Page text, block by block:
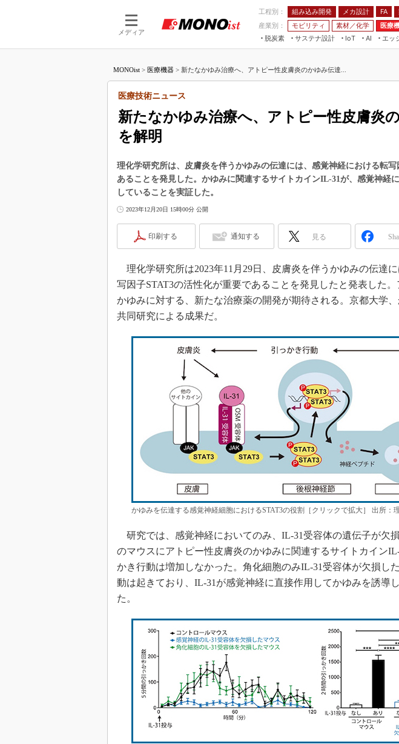
メディア
工程別： 組み込み開発 メカ設計 FA
産業別：
モビリティ 素材／化学 医療
脱炭素
サステナ設計
IoT
つながる工場
AI
AI×設備保全
エッ
JIMTOF
IIFES
TECHNO-FRONTIER
EdgeTech+
日本ものづくりワールド
AUTOMOTIVE WORLD
産業オープンネット展
VR／AR
フィールドサ
組み込み画
組み込みモ
ISO26262
3Dプリンタ
デジタルツイ
イノベーシ
知財マネジメ
グローバル設
制御セキュ
新型コロナ
モビ
MONOist > 医療機器 > 新たなかゆみ治療へ、アトピー性皮膚炎のかゆみ伝達...
新たなかゆみ治療へ、アトピー性皮膚炎
を解明
医療技術ニュース
理化学研究所は、皮膚炎を伴うかゆみの伝達には、感覚神経における転
あることを発見した。かゆみに関連するサイトカインIL-31が、感覚神経
していることを実証した。
2023年12月20日 15時00分 公開
印刷する 通知する 見る
理化学研究所は2023年11月29日、皮膚炎を伴うかゆみの伝達
写因子STAT3の活性化が重要であることを発見したと発表した
かゆみに対する、新たな治療薬の開発が期待される。京都大学
共同研究による成果だ。
かゆみを伝達する感覚神経細胞におけるSTAT3の役割［クリックで拡大］ 出所：
研究では、感覚神経においてのみ、IL-31受容体の遺伝子が欠
のマウスにアトピー性皮膚炎のかゆみに関連するサイトカイン
かき行動は増加しなかった。角化細胞のみIL-31受容体が欠損し
動は起きており、IL-31が感覚神経に直接作用してかゆみを誘導
た。